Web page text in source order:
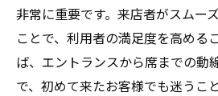
非常に重要です。来店者がスムー
ことで、利用者の満足度を高める
ば、エントランスから席までの動
で、初めて来たお客様でも迷うこ